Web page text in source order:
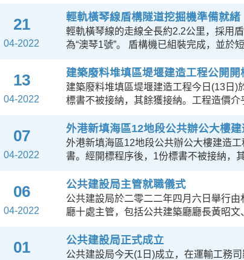
21
04-2022
輕軌橫琴線盾構隧道挖掘機準備就緒
輕軌橫琴線的走線全長約2.2公里，採用
為“澳琴1號”。 盾構機已組裝完成，並於
13
04-2022
建築廢料堆填區堤堰建造工程公開開
建築廢料堆填區堤堰建造工程今日(13日
標書不被接納，其餘獲接納。工程造價
07
04-2022
外港新填海區12地段公共辦公大樓
外港新填海區12地段公共辦公大樓建造
書。經開標程序後，1份標書不被接納，
06
04-2022
公共建設局主管就職儀式
公共建設局於二零二二年四月六日舉行
廳十處主管，包括公共建築廳廳長黃昭
01 公共建設局正式成立
公共建設局今天(1日)成立，在運輸工務